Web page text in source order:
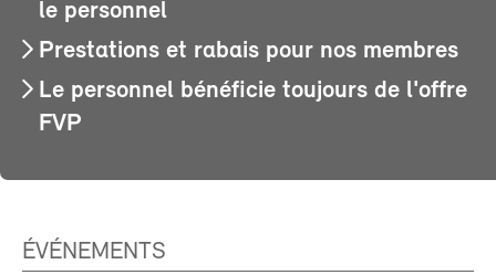
le personnel
Prestations et rabais pour nos membres
Le personnel bénéficie toujours de l'offre
FVP
ÉVÉNEMENTS